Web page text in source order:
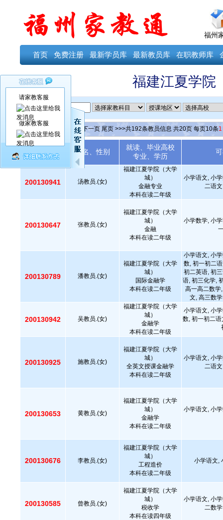
福州
首页 免费注册 最新学员库 最新教员库 在职教师库
福建江夏学院
ID
当前第 上一页 下一页 尾页 >>>共192条教员信息 共20页 每页10条1
教员编号 姓名、性别
就读、毕业高校
专业、学历
200130941 汤教员.(女)
福建江夏学院（大学
城）
金融专业
本科在读二年级
小学语文, 小
二语
200130647 张教员.(女)
福建江夏学院（大学
城）
金融
本科在读二年级
小学数学, 小
200130789 潘教员.(女)
福建江夏学院（大学
城）
国际金融学
本科在读二年级
小学语文, 小
数, 初一初二
初二英语, 初
语, 初三化学,
高一高二数学
文, 高三数
200130942 吴教员.(女)
福建江夏学院（大学
城）
金融学
本科在读二年级
小学语文, 小
数, 初一初二
200130925 施教员.(女)
福建江夏学院（大学
城）
全英文授课金融学
本科在读二年级
小学语文, 小
二语
200130653 黄教员.(女)
福建江夏学院（大学
城）
金融学
本科在读二年级
小学语文, 小
200130676 李教员.(女)
福建江夏学院（大学
城）
工程造价
本科在读二年级
小学语文,
200130585 曾教员.(女)
福建江夏学院（大学
城）
税收学
本科在读四年级
小学语文, 小
二数
请家教客服
做家教客服